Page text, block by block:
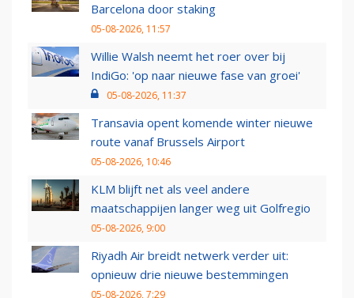
Barcelona door staking
05-08-2026, 11:57
Willie Walsh neemt het roer over bij
IndiGo: 'op naar nieuwe fase van groei'
05-08-2026, 11:37
Transavia opent komende winter nieuwe
route vanaf Brussels Airport
05-08-2026, 10:46
KLM blijft net als veel andere
maatschappijen langer weg uit Golfregio
05-08-2026, 9:00
Riyadh Air breidt netwerk verder uit:
opnieuw drie nieuwe bestemmingen
05-08-2026, 7:29